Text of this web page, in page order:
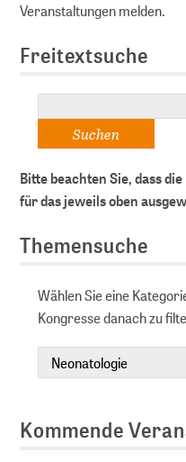
Veranstaltungen melden.
Freitextsuche
Bitte beachten Sie, dass
für das jeweils oben
Themensuche
Wählen Sie eine
Kongresse danach zu
Kommende